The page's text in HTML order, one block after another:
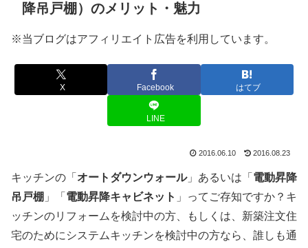
降吊戸棚）のメリット・魅力
※当ブログはアフィリエイト広告を利用しています。
X Facebook はてブ
LINE
2016.06.10 2016.08.23
キッチンの「 オートダウンウォール」あるいは「 電動昇降
吊戸棚 」「 電動昇降キャビネット 」ってご存知ですか？キ
ッチンのリフォームを検討中の方、もしくは、新築注文住
宅のためにシステムキッチンを検討中の方なら、誰しも通